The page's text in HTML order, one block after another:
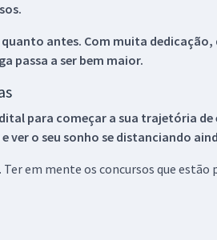
antes. Com muita dedicação,
passa a ser bem maior.
para começar a sua trajetória
ver o seu sonho se distanciando
em mente os concursos que estão